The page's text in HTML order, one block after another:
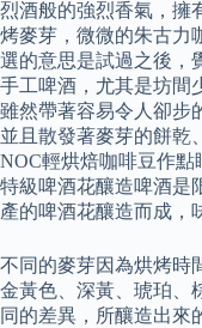
烈酒般的強烈香氣，擁
烤麥芽，微微的朱古力
選的意思是試過之後，
手工啤酒，尤其是坊間
雖然帶著容易令人卻步
並且散發著麥芽的餅乾
NOC輕烘焙咖啡豆作點
特級啤酒花釀造啤酒是
產的啤酒花釀造而成，
不同的麥芽因為烘烤時
金黃色、深黃、琥珀、
同的差異，所釀造出來